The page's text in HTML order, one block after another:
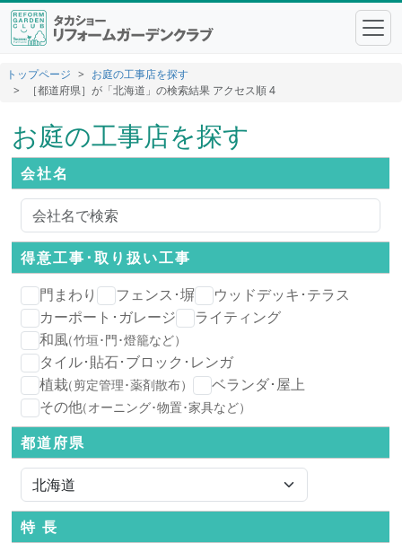
トップページ
お庭の工事店を探す
［都道府県］が「北海道」の検索結果 アクセス順 4
お庭の工事店を探す
会社名
得意工事･取り扱い工事
門まわり
フェンス･塀
ウッドデッキ･テラス
カーポート･ガレージ
ライティング
和風（竹垣･門･燈籠など）
タイル･貼石･ブロック･レンガ
植栽（剪定管理･薬剤散布）
ベランダ･屋上
その他（オーニング･物置･家具など）
都道府県
特 長